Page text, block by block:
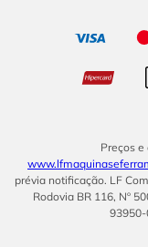
Preços
prévia notificação. LF
Rodovia BR 116, Nº
93950-